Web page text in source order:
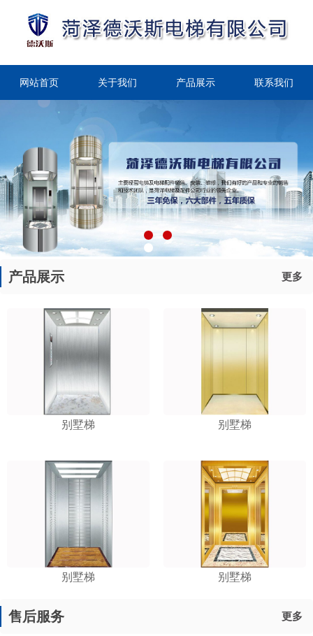
网站首页 关于我们 产品展示 联系我们
产品展示 更多
别墅梯 别墅梯
别墅梯 别墅梯
售后服务 更多